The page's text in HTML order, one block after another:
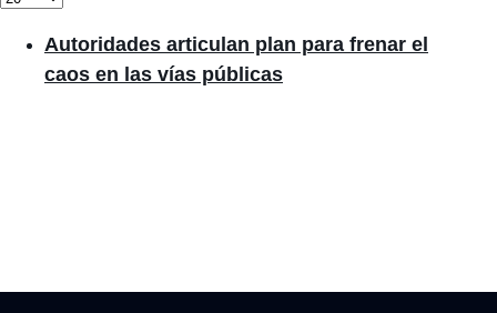
Autoridades articulan plan para frenar el
caos en las vías públicas